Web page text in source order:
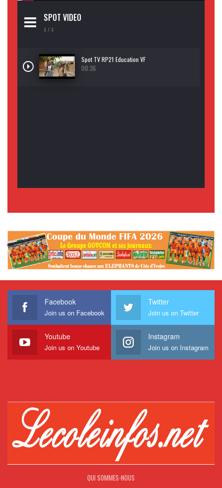
SPOT VIDEO
1 / 1
Spot TV RP21 Education VF
00:36
Facebook
Join us on Facebook
Twitter
Join us on Twitter
Youtube
Join us on Youtube
Instagram
Join us on Instagram
QUI SOMMES-NOUS